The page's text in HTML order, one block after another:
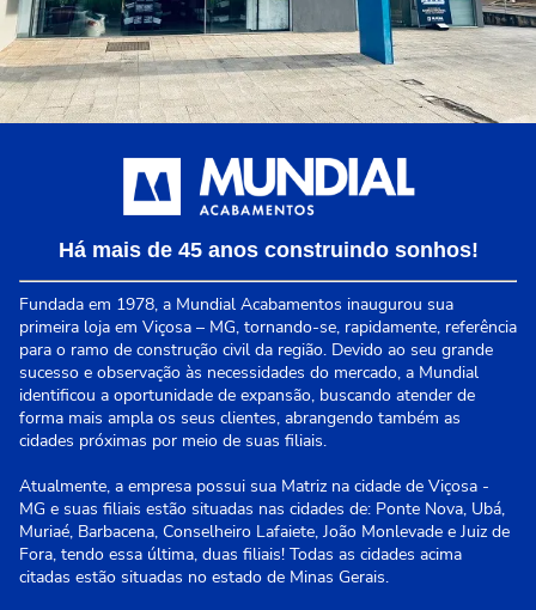
Há mais de 45 anos construindo sonhos!
Fundada em 1978, a Mundial Acabamentos inaugurou sua
primeira loja em Viçosa – MG, tornando-se, rapidamente, referência
para o ramo de construção civil da região. Devido ao seu grande
sucesso e observação às necessidades do mercado, a Mundial
identificou a oportunidade de expansão, buscando atender de
forma mais ampla os seus clientes, abrangendo também as
cidades próximas por meio de suas filiais.
Atualmente, a empresa possui sua Matriz na cidade de Viçosa -
MG e suas filiais estão situadas nas cidades de: Ponte Nova, Ubá,
Muriaé, Barbacena, Conselheiro Lafaiete, João Monlevade e Juiz de
Fora, tendo essa última, duas filiais! Todas as cidades acima
citadas estão situadas no estado de Minas Gerais.